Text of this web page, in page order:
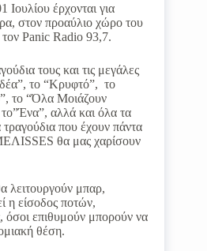
Ιουλίου έρχονται για
στον προαύλιο χώρο του
Panic Radio 93,7.
τους και τις μεγάλες
το “Κρυφτό”, το
το “Όλα Μοιάζουν
αλλά και όλα τα
που έχουν πάντα
θα μας χαρίσουν
λειτουργούν μπαρ,
η είσοδος ποτών,
επιθυμούν μπορούν να
θέση.